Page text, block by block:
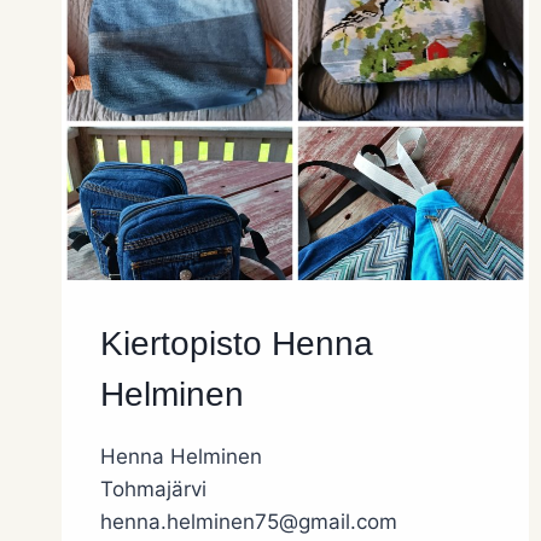
Kiertopisto Henna
Helminen
Henna Helminen
Tohmajärvi
henna.helminen75@gmail.com